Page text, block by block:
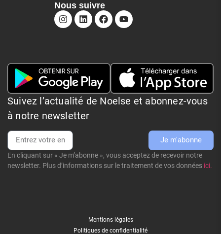
Nous suivre
Suivez l’actualité de Noelse et abonnez-vous
à notre newsletter
Je m'abonne
En cliquant sur « Je m’abonne », vous acceptez de recevoir notre
newsletter. Plus d’informations sur le traitement de vos données ici.
Mentions légales
Politiques de confidentialité